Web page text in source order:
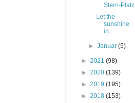
Stern-Platz
Let the
sunshine
in:
►Januar(5)
► 2021 (98)
► 2020 (139)
► 2019 (195)
► 2018 (153)